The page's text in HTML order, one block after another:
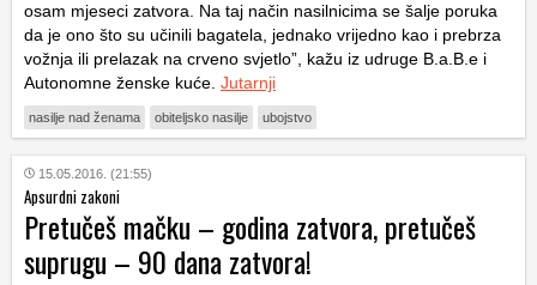
osam mjeseci zatvora. Na taj način nasilnicima se šalje poruka
da je ono što su učinili bagatela, jednako vrijedno kao i prebrza
vožnja ili prelazak na crveno svjetlo”, kažu iz udruge B.a.B.e i
Autonomne ženske kuće. Jutarnji
nasilje nad ženama obiteljsko nasilje ubojstvo
15.05.2016. (21:55)
Apsurdni zakoni
Pretučeš mačku – godina zatvora, pretučeš
suprugu – 90 dana zatvora!